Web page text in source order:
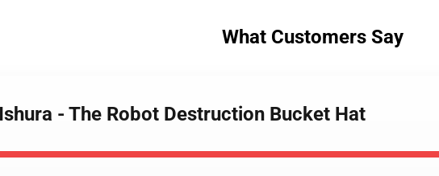
What Customers Say
- The Robot Destruction Bucket Hat